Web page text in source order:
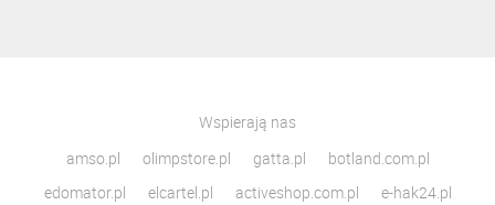
Wspierają nas
amso.pl
olimpstore.pl gatta.pl
botland.com.pl
edomator.pl
elcartel.pl activeshop.com.pl e-hak24.pl